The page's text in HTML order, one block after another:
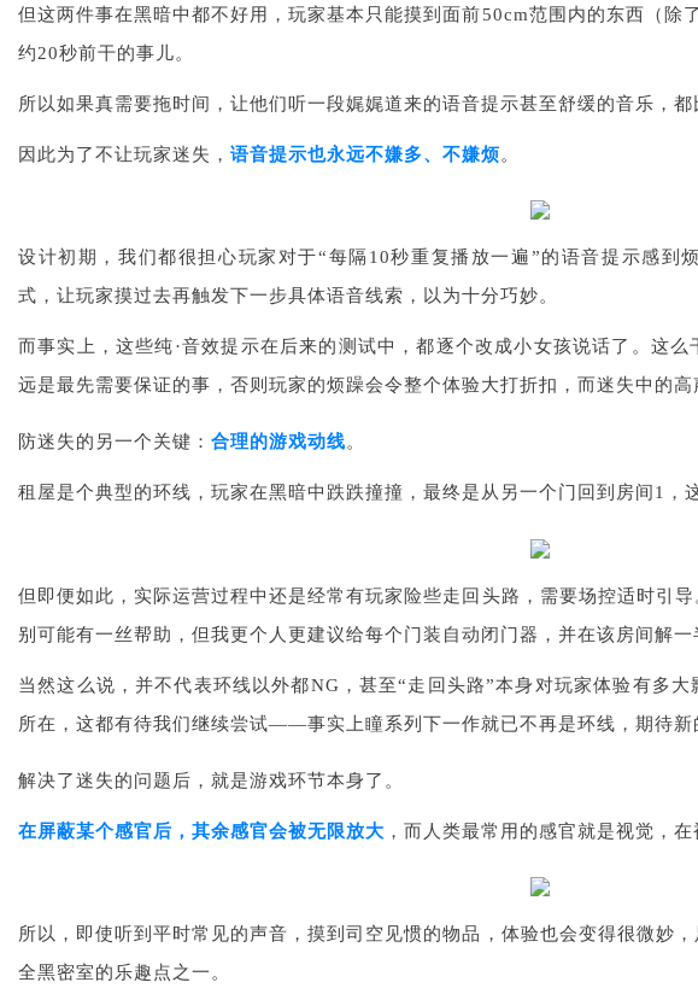
但这两件事在黑暗中都不好用，玩家基本只能摸到面前50cm范围内的东西（除
约20秒前干的事儿。
所以如果真需要拖时间，让他们听一段娓娓道来的语音提示甚至舒缓的音乐，都
因此为了不让玩家迷失， 语音提示也永远不嫌多、不嫌烦。
设计初期，我们都很担心玩家对于“每隔10秒重复播放一遍”的语音提示感到
式，让玩家摸过去再触发下一步具体语音线索，以为十分巧妙。
而事实上，这些纯·音效提示在后来的测试中，都逐个改成小女孩说话了。这
远是最先需要保证的事，否则玩家的烦躁会令整个体验大打折扣，而迷失中的
防迷失的另一个关键： 合理的游戏动线。
租屋是个典型的环线，玩家在黑暗中跌跌撞撞，最终是从另一个门回到房间1，
但即便如此，实际运营过程中还是经常有玩家险些走回头路，需要场控适时引
别可能有一丝帮助，但我更个人更建议给每个门装自动闭门器，并在该房间解一
当然这么说，并不代表环线以外都NG，甚至“走回头路”本身对玩家体验有多
所在，这都有待我们继续尝试——事实上瞳系列下一作就已不再是环线，期待新
解决了迷失的问题后，就是游戏环节本身了。
在屏蔽某个感官后，其余感官会被无限放大 ，而人类最常用的感官就是视觉，
所以，即使听到平时常见的声音，摸到司空见惯的物品，体验也会变得很微妙
全黑密室的乐趣点之一。